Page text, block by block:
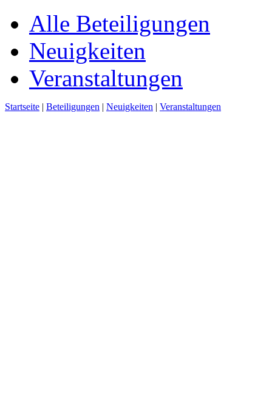
Alle Beteiligungen
Neuigkeiten
Veranstaltungen
Startseite | Beteiligungen | Neuigkeiten | Veranstaltungen